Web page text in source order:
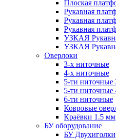
Плоская
Рукавная
Рукавная
Рукавная
УЗКАЯ
УЗКАЯ
Оверлоки
3-х ниточные
4-х ниточные
5-ти ниточные
5-ти ниточные
6-ти ниточные
Ковровые
Краёвки 1.5 мм
БУ оборудование
БУ Двухиголки